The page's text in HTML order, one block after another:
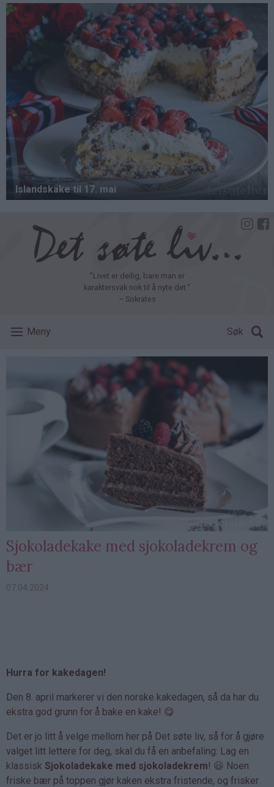
Hopp
hovedinnhold
"Livet er deilig, bare man er
karaktersvak nok til å nyte det."
– Sokrates
Meny Søk
Sjokoladekake med sjokoladekrem og
bær
07.04.2024
Hurra for kakedagen!
Den 8. april markerer vi den norske kakedagen, så da har du
ekstra god grunn for å bake en kake! 😋
Det er jo litt å velge mellom her på Det søte liv, så for å gjøre
valget litt lettere for deg, skal du få en anbefaling: Lag en
klassisk Sjokoladekake med sjokoladekrem! 😃 Noen
friske bær på toppen gjør kaken ekstra fristende, og frisker